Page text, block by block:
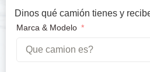
Dinos qué camión tienes y
Marca & Modelo